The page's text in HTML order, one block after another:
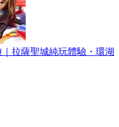
拉薩聖城純玩體驗・環湖